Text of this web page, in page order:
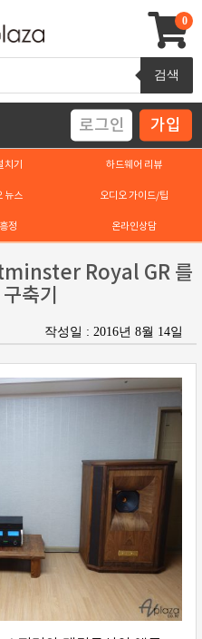
검색
0
로그인 가입
치기 하드웨어 리뷰
뉴스 오디오 가이드/팁
정 온라인상담
Royal GR 를
축기
작성일 : 2016년 8월 14일